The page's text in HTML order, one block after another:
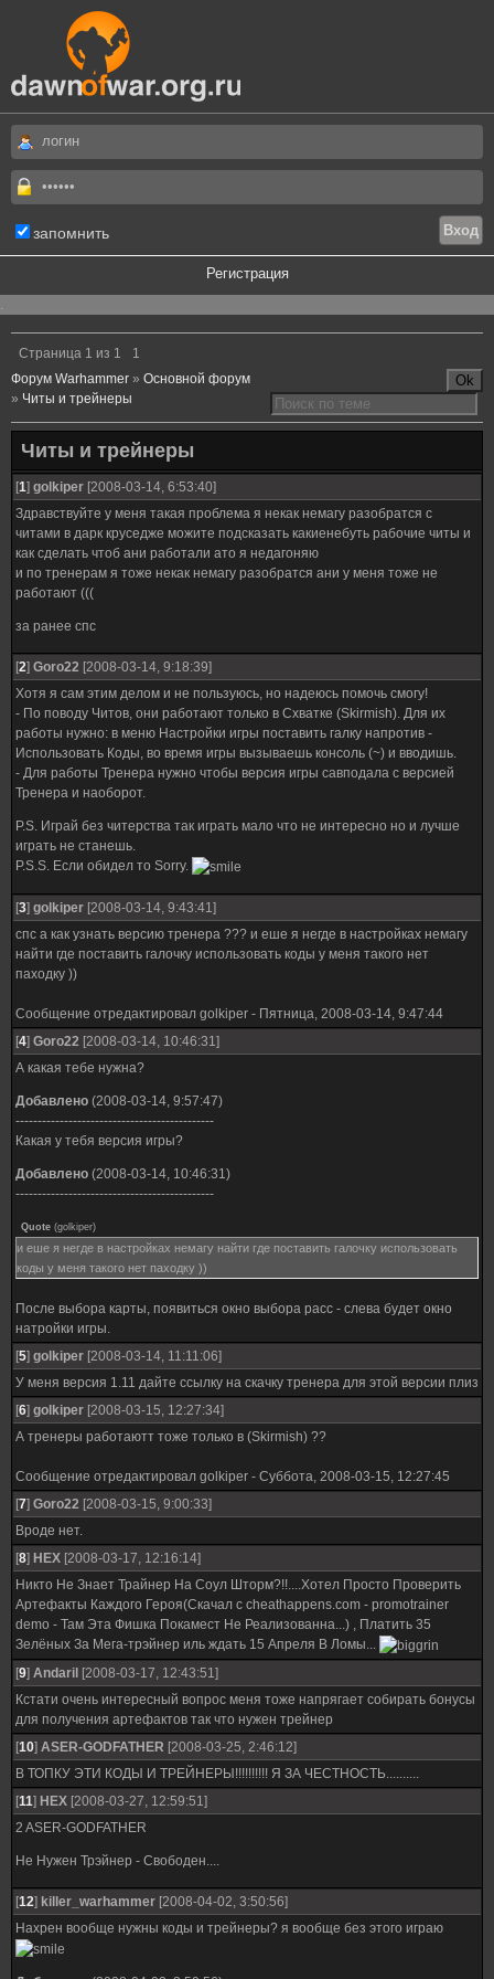
запомнить
Регистрация
.
Страница 1 из 1
1
Форум Warhammer » Основной форум
» Читы и трейнеры
Читы и трейнеры
[1] golkiper [2008-03-14, 6:53:40]
Здравствуйте у меня такая проблема я некак немагу разобратся с
читами в дарк круседже можите подсказать какиенебуть рабочие читы и
как сделать чтоб ани работали ато я недагоняю
и по тренерам я тоже некак немагу разобратся ани у меня тоже не
работают (((
за ранее спс
[2] Goro22 [2008-03-14, 9:18:39]
Хотя я сам этим делом и не пользуюсь, но надеюсь помочь смогу!
- По поводу Читов, они работают только в Схватке (Skirmish). Для их
работы нужно: в меню Настройки игры поставить галку напротив -
Использовать Коды, во время игры вызываешь консоль (~) и вводишь.
- Для работы Тренера нужно чтобы версия игры савподала с версией
Тренера и наоборот.
P.S. Играй без читерства так играть мало что не интересно но и лучше
играть не станешь.
P.S.S. Если обидел то Sorry.
[3] golkiper [2008-03-14, 9:43:41]
спс а как узнать версию тренера ??? и еше я негде в настройках немагу
найти где поставить галочку использовать коды у меня такого нет
паходку ))
Сообщение отредактировал golkiper - Пятница, 2008-03-14, 9:47:44
[4] Goro22 [2008-03-14, 10:46:31]
А какая тебе нужна?
Добавлено (2008-03-14, 9:57:47)
---------------------------------------------
Какая у тебя версия игры?
Добавлено (2008-03-14, 10:46:31)
---------------------------------------------
Quote (golkiper)
и еше я негде в настройках немагу найти где поставить галочку использовать
коды у меня такого нет паходку ))
После выбора карты, появиться окно выбора расс - слева будет окно
натройки игры.
[5] golkiper [2008-03-14, 11:11:06]
У меня версия 1.11 дайте ссылку на скачку тренера для этой версии плиз
[6] golkiper [2008-03-15, 12:27:34]
А тренеры работаютт тоже только в (Skirmish) ??
Сообщение отредактировал golkiper - Суббота, 2008-03-15, 12:27:45
[7] Goro22 [2008-03-15, 9:00:33]
Вроде нет.
[8] HEX [2008-03-17, 12:16:14]
Никто Не Знает Трайнер На Соул Шторм?!!....Хотел Просто Проверить
Артефакты Каждого Героя(Скачал с cheathappens.com - promotrainer
demo - Там Эта Фишка Покамест Не Реализованна...) , Платить 35
Зелёных За Мега-трэйнер иль ждать 15 Апреля В Ломы...
[9] Andaril [2008-03-17, 12:43:51]
Кстати очень интересный вопрос меня тоже напрягает собирать бонусы
для получения артефактов так что нужен трейнер
[10] ASER-GODFATHER [2008-03-25, 2:46:12]
В ТОПКУ ЭТИ КОДЫ И ТРЕЙНЕРЫ!!!!!!!!!! Я ЗА ЧЕСТНОСТЬ..........
[11] HEX [2008-03-27, 12:59:51]
2 ASER-GODFATHER
Не Нужен Трэйнер - Свободен....
[12] killer_warhammer [2008-04-02, 3:50:56]
Нахрен вообще нужны коды и трейнеры? я вообще без этого играю